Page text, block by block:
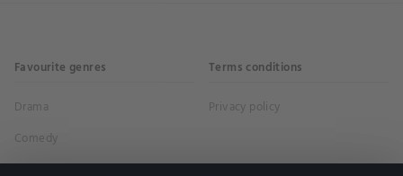
Favourite genres
Drama
Comedy
Terms conditions
Privacy policy